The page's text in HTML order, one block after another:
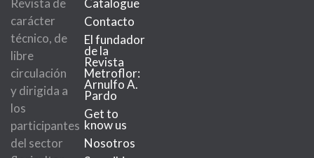
Revista de
carácter
técnico, de
libre
circulación
y dirigida a
los
participantes
del sector
Catalogue
Contacto
El fundador
de la
Revista
Metroflor:
Arnulfo A.
Pardo
Get to
know us
Nosotros